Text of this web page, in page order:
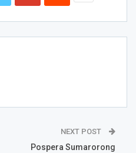
NEXT POST
Pospera Sumarorong